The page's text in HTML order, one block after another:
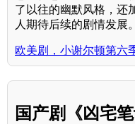
了以往的幽默风格，还
人期待后续的剧情发展。
欧美剧，小谢尔顿第六
国产剧《凶宅